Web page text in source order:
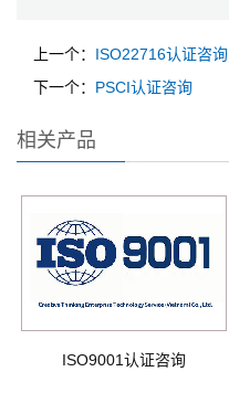
上一个： ISO22716认证咨询
下一个： PSCI认证咨询
相关产品
ISO9001认证咨询